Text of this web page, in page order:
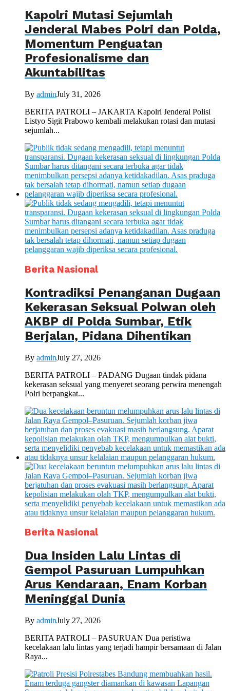
Kapolri Mutasi Sejumlah
Jenderal Mabes Polri dan Polda,
Momentum Penguatan
Profesionalisme dan
Akuntabilitas
By adminJuly 31, 2026
BERITA PATROLI – JAKARTA Kapolri Jenderal Polisi
Listyo Sigit Prabowo kembali melakukan rotasi dan mutasi
sejumlah...
Berita Nasional
Kontradiksi Penanganan Dugaan
Kekerasan Seksual Polwan oleh
AKBP di Polda Sumbar, Etik
Berjalan, Pidana Dihentikan
By adminJuly 27, 2026
BERITA PATROLI – PADANG Dugaan tindak pidana
kekerasan seksual yang menyeret seorang perwira menengah
Polri berpangkat...
Berita Nasional
Dua Insiden Lalu Lintas di
Gempol Pasuruan Lumpuhkan
Arus Kendaraan, Enam Korban
Meninggal Dunia
By adminJuly 27, 2026
BERITA PATROLI – PASURUAN Dua peristiwa
kecelakaan lalu lintas yang terjadi hampir bersamaan di Jalan
Raya...